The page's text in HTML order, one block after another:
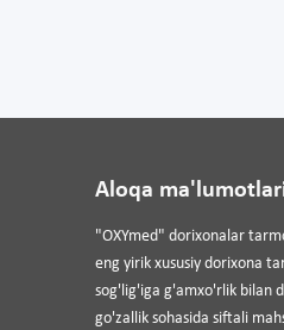
Aloqa
"OXYmed" dorixonalar
eng yirik xususiy dorixona
sog'lig'iga g'amxo'rlik bilan
go'zallik sohasida siftali